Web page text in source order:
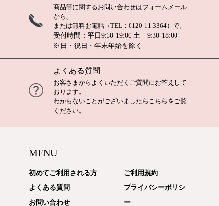
商品等に関するお問い合わせはフォームメール
から、
または無料お電話（TEL： 0120-11-3364）で。
受付時間：平日9:30-19:00 土 9:30-18:00
※日・祝日・年末年始を除く
よくある質問
お客さまからよくいただくご質問にお答えして
おります。
わからないことがございましたら こちら をご覧
ください。
MENU
初めてご利用される方
よくある質問
お問い合わせ
ご利用規約
プライバシーポリシ
ー